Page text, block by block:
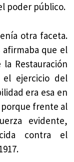
poder público.
otra faceta.
afirmaba que el
Restauración
ejercicio del
era esa en
frente al
evidente,
contra el